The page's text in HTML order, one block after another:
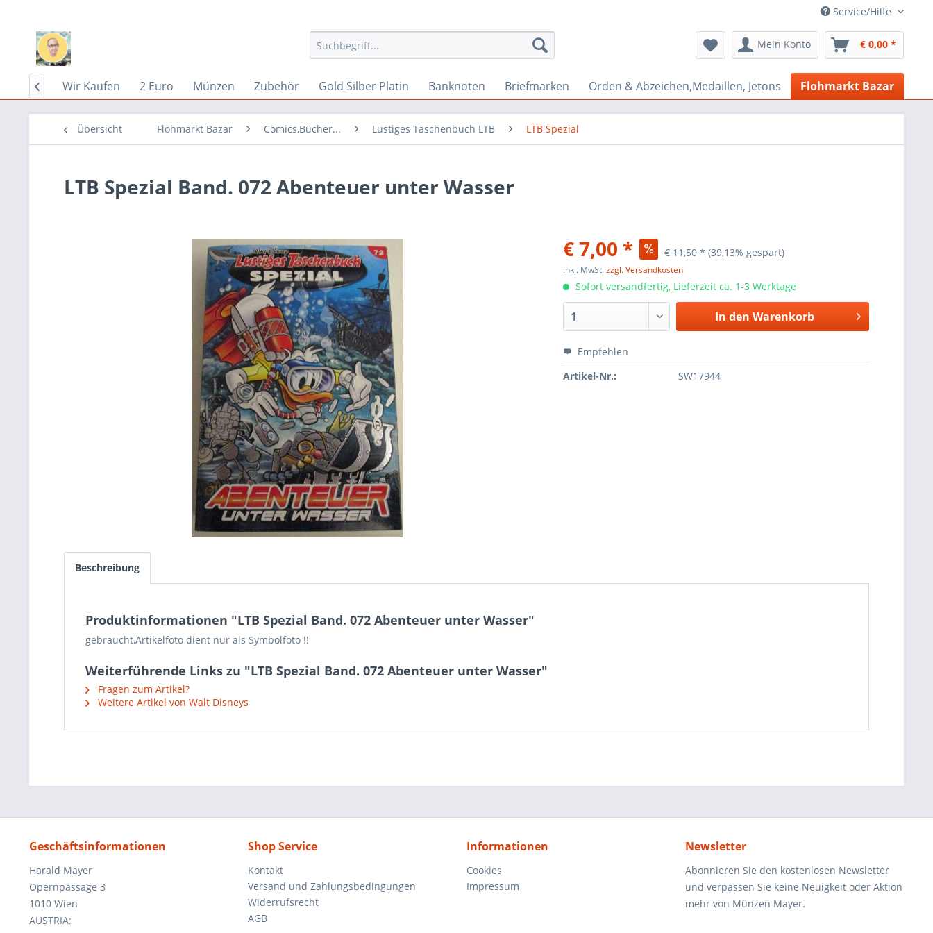
Service/Hilfe
Mein Konto € 0,00 *
Home Wir Kaufen 2 Euro Münzen Zubehör Gold Silber Platin Banknoten Briefmarken Orden & Abzeichen,Medaillen, Jetons Flohmarkt Bazar

Übersicht Flohmarkt Bazar Comics,Bücher... Lustiges Taschenbuch LTB LTB Spezial
LTB Spezial Band. 072 Abenteuer unter Wasser
€ 7,00 * € 11,50 * (39,13% gespart)
inkl. MwSt.zzgl. Versandkosten
Sofort versandfertig, Lieferzeit ca. 1-3 Werktage
In den Warenkorb
Empfehlen
Artikel-Nr.:
SW17944
Beschreibung
Produktinformationen "LTB Spezial Band. 072 Abenteuer unter Wasser"
gebraucht,Artikelfoto dient nur als Symbolfoto !!
Weiterführende Links zu "LTB Spezial Band. 072 Abenteuer unter Wasser"
Fragen zum Artikel?
Weitere Artikel von Walt Disneys
Geschäftsinformationen
Harald Mayer
Opernpassage 3
1010 Wien
AUSTRIA:
Shop Service
Kontakt
Versand und Zahlungsbedingungen
Widerrufsrecht
AGB
Informationen
Cookies
Impressum
Newsletter
Abonnieren Sie den kostenlosen Newsletter
und verpassen Sie keine Neuigkeit oder Aktion
mehr von Münzen Mayer.